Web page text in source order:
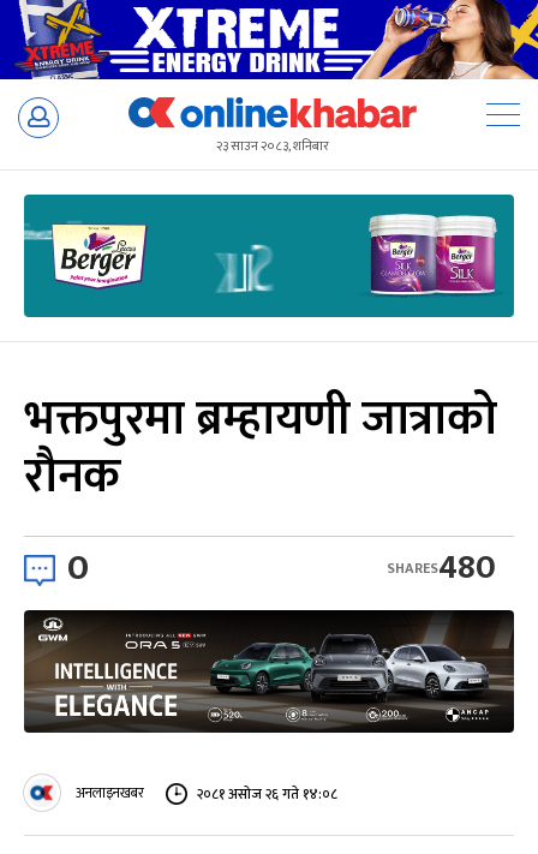
Skip
२३ साउन २०८३, शनिबार
भक्तपुरमा ब्रम्हायणी जात्राको
रौनक
0 480
SHARES
अनलाइनखबर २०८१ असोज २६ गते १४:०८